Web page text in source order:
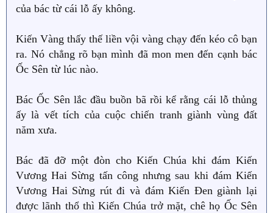
của bác từ cái lỗ ấy không.
Kiến Vàng thấy thế liền vội vàng chạy đến kéo cô bạn
ra. Nó chẳng rõ bạn mình đã mon men đến cạnh bác
Ốc Sên từ lúc nào.
Bác Ốc Sên lắc đầu buồn bã rồi kể rằng cái lỗ thủng
ấy là vết tích của cuộc chiến tranh giành vùng đất
năm xưa.
Bác đã đỡ một đòn cho Kiến Chúa khi đám Kiến
Vương Hai Sừng tấn công nhưng sau khi đám Kiến
Vương Hai Sừng rút đi và đám Kiến Đen giành lại
được lãnh thổ thì Kiến Chúa trở mặt, chê họ Ốc Sên